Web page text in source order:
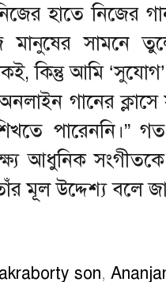
হাতে নিজের
সামনে
কিন্তু আমি
গানের ক্লাসে
পারেননি।”
আধুনিক
মূল উদ্দেশ্য বলে
son,